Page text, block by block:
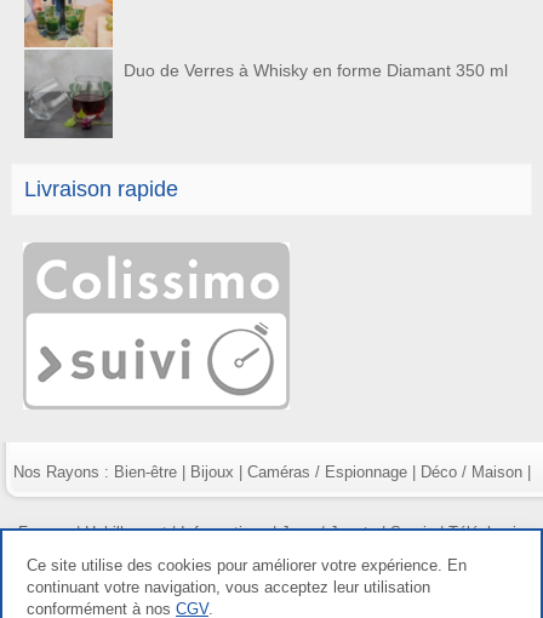
Duo de Verres à Whisky en forme Diamant 350 ml
Livraison rapide
Nos Rayons : Bien-être| Bijoux Caméras / Espionnage| Déco / Maison|
Fumeur|Habillement|Informatique|Jeux / Jouets|Survie|Téléphonie
Copyright gdetout.fr 2026, tous droits réservés |
Ce site utilise des cookies pour améliorer votre expérience. En
continuant votre navigation, vous acceptez leur utilisation
conformément à nos CGV.